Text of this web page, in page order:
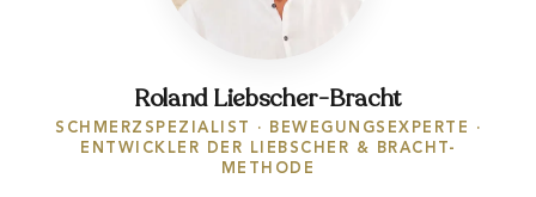
Roland Liebscher-Bracht
SCHMERZSPEZIALIST · BEWEGUNGSEXPERTE ·
ENTWICKLER DER LIEBSCHER & BRACHT-
METHODE